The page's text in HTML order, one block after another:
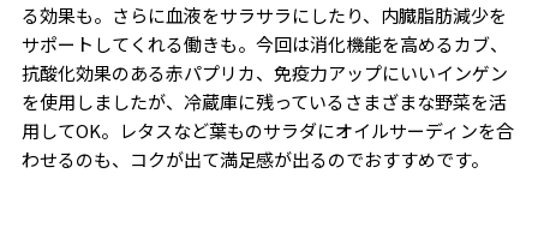
る効果も。さらに血液をサラサラにしたり、内臓脂肪減少を
サポートしてくれる働きも。今回は消化機能を高めるカブ、
抗酸化効果のある赤パプリカ、免疫力アップにいいインゲン
を使用しましたが、冷蔵庫に残っているさまざまな野菜を活
用してOK。レタスなど葉ものサラダにオイルサーディンを合
わせるのも、コクが出て満足感が出るのでおすすめです。